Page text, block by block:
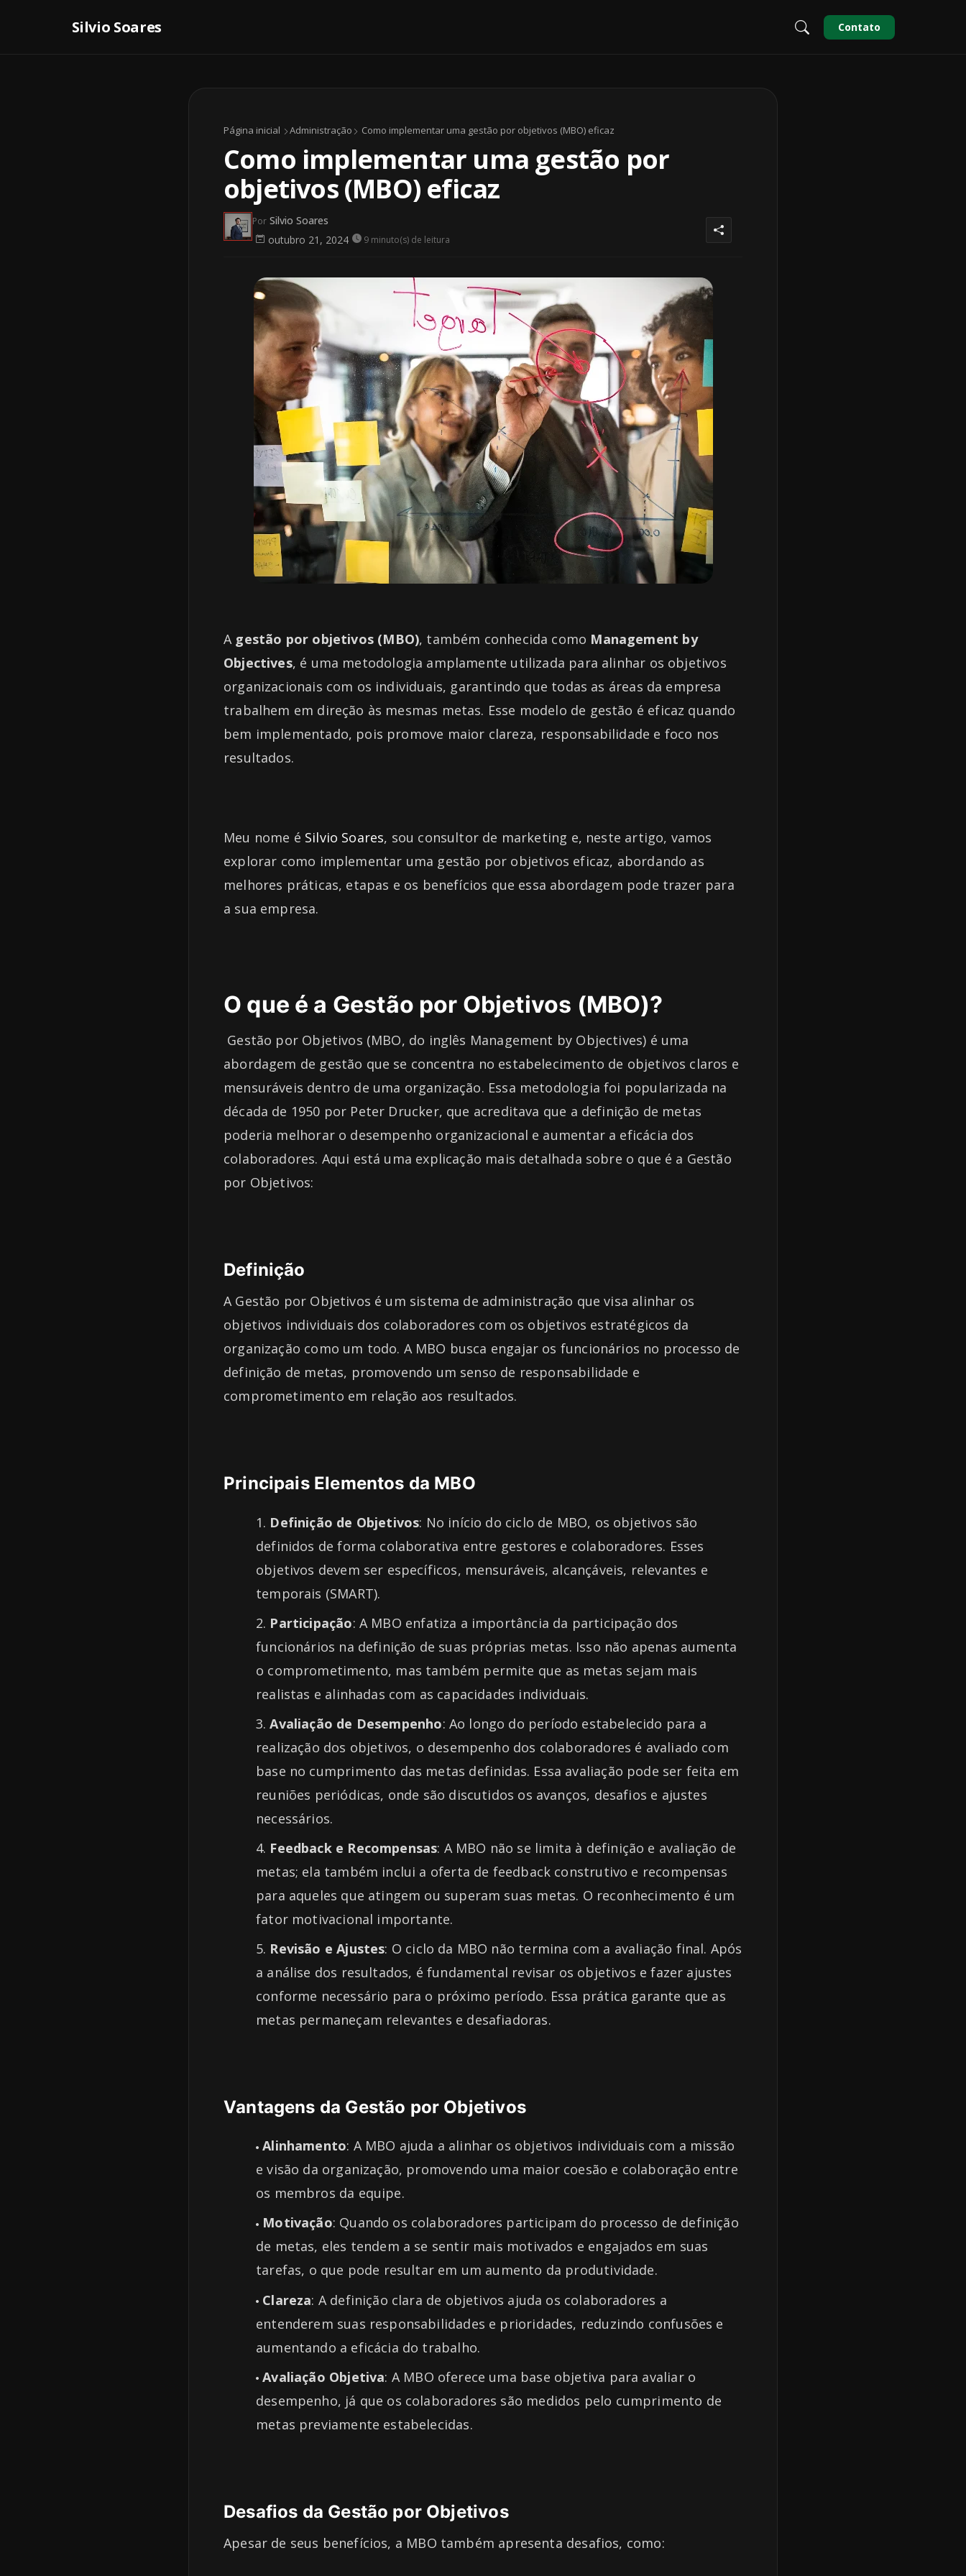
Contato
Página inicial Administração Como implementar uma gestão por objetivos (MBO) eficaz
Como implementar uma gestão por
objetivos (MBO) eficaz
Por Silvio Soares
outubro 21, 2024
9 minuto(s) de leitura
A gestão por objetivos (MBO), também conhecida como Management by
Objectives, é uma metodologia amplamente utilizada para alinhar os objetivos
organizacionais com os individuais, garantindo que todas as áreas da empresa
trabalhem em direção às mesmas metas. Esse modelo de gestão é eficaz quando
bem implementado, pois promove maior clareza, responsabilidade e foco nos
resultados.
Meu nome é Silvio Soares, sou consultor de marketing e, neste artigo, vamos
explorar como implementar uma gestão por objetivos eficaz, abordando as
melhores práticas, etapas e os benefícios que essa abordagem pode trazer para
a sua empresa.
O que é a Gestão por Objetivos (MBO)?
Gestão por Objetivos (MBO, do inglês Management by Objectives) é uma
abordagem de gestão que se concentra no estabelecimento de objetivos claros e
mensuráveis dentro de uma organização. Essa metodologia foi popularizada na
década de 1950 por Peter Drucker, que acreditava que a definição de metas
poderia melhorar o desempenho organizacional e aumentar a eficácia dos
colaboradores. Aqui está uma explicação mais detalhada sobre o que é a Gestão
por Objetivos:
Definição
A Gestão por Objetivos é um sistema de administração que visa alinhar os
objetivos individuais dos colaboradores com os objetivos estratégicos da
organização como um todo. A MBO busca engajar os funcionários no processo de
definição de metas, promovendo um senso de responsabilidade e
comprometimento em relação aos resultados.
Principais Elementos da MBO
Definição de Objetivos: No início do ciclo de MBO, os objetivos são
definidos de forma colaborativa entre gestores e colaboradores. Esses
objetivos devem ser específicos, mensuráveis, alcançáveis, relevantes e
temporais (SMART).
Participação: A MBO enfatiza a importância da participação dos
funcionários na definição de suas próprias metas. Isso não apenas aumenta
o comprometimento, mas também permite que as metas sejam mais
realistas e alinhadas com as capacidades individuais.
Avaliação de Desempenho: Ao longo do período estabelecido para a
realização dos objetivos, o desempenho dos colaboradores é avaliado com
base no cumprimento das metas definidas. Essa avaliação pode ser feita em
reuniões periódicas, onde são discutidos os avanços, desafios e ajustes
necessários.
Feedback e Recompensas: A MBO não se limita à definição e avaliação de
metas; ela também inclui a oferta de feedback construtivo e recompensas
para aqueles que atingem ou superam suas metas. O reconhecimento é um
fator motivacional importante.
Revisão e Ajustes: O ciclo da MBO não termina com a avaliação final. Após
a análise dos resultados, é fundamental revisar os objetivos e fazer ajustes
conforme necessário para o próximo período. Essa prática garante que as
metas permaneçam relevantes e desafiadoras.
Vantagens da Gestão por Objetivos
Alinhamento: A MBO ajuda a alinhar os objetivos individuais com a missão
e visão da organização, promovendo uma maior coesão e colaboração entre
os membros da equipe.
Motivação: Quando os colaboradores participam do processo de definição
de metas, eles tendem a se sentir mais motivados e engajados em suas
tarefas, o que pode resultar em um aumento da produtividade.
Clareza: A definição clara de objetivos ajuda os colaboradores a
entenderem suas responsabilidades e prioridades, reduzindo confusões e
aumentando a eficácia do trabalho.
Avaliação Objetiva: A MBO oferece uma base objetiva para avaliar o
desempenho, já que os colaboradores são medidos pelo cumprimento de
metas previamente estabelecidas.
Desafios da Gestão por Objetivos
Apesar de seus benefícios, a MBO também apresenta desafios, como: